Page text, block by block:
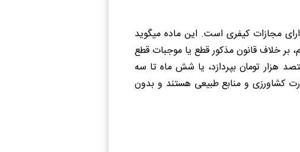
در ماده 686 قانون مجازات اسلامی، تخریب محیط زیست هم عملی مجرمانه و دارای مجازات کیفری است. این ماده می‎گوید
بر خلاف قانون مذکور قطع یا موجبات قطع
هزار تومان بپردازد، یا شش ماه تا سه
کشاورزی و منابع طبیعی هستند و بدون